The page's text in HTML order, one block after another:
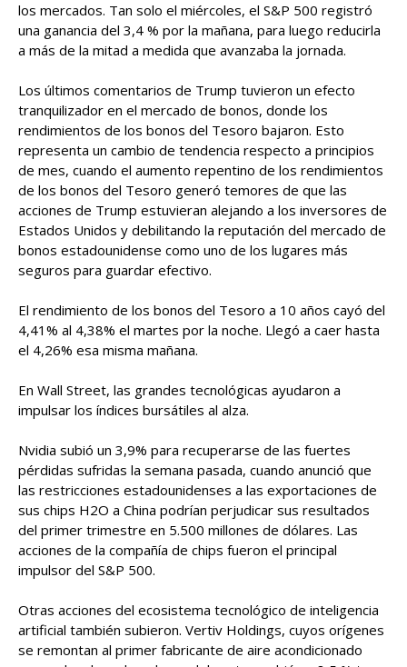
los mercados. Tan solo el miércoles, el S&P 500 registró
una ganancia del 3,4 % por la mañana, para luego reducirla
a más de la mitad a medida que avanzaba la jornada.
Los últimos comentarios de Trump tuvieron un efecto
tranquilizador en el mercado de bonos, donde los
rendimientos de los bonos del Tesoro bajaron. Esto
representa un cambio de tendencia respecto a principios
de mes, cuando el aumento repentino de los rendimientos
de los bonos del Tesoro generó temores de que las
acciones de Trump estuvieran alejando a los inversores de
Estados Unidos y debilitando la reputación del mercado de
bonos estadounidense como uno de los lugares más
seguros para guardar efectivo.
El rendimiento de los bonos del Tesoro a 10 años cayó del
4,41% al 4,38% el martes por la noche. Llegó a caer hasta
el 4,26% esa misma mañana.
En Wall Street, las grandes tecnológicas ayudaron a
impulsar los índices bursátiles al alza.
Nvidia subió un 3,9% para recuperarse de las fuertes
pérdidas sufridas la semana pasada, cuando anunció que
las restricciones estadounidenses a las exportaciones de
sus chips H2O a China podrían perjudicar sus resultados
del primer trimestre en 5.500 millones de dólares. Las
acciones de la compañía de chips fueron el principal
impulsor del S&P 500.
Otras acciones del ecosistema tecnológico de inteligencia
artificial también subieron. Vertiv Holdings, cuyos orígenes
se remontan al primer fabricante de aire acondicionado